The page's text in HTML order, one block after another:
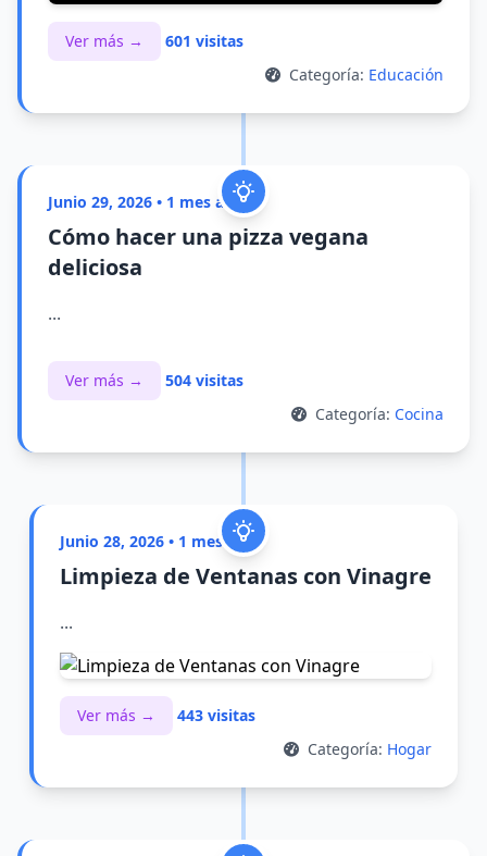
Ver más →
601 visitas
Categoría: Educación
Junio 29, 2026 • 1 mes atrás
Cómo hacer una pizza vegana
deliciosa
...
Ver más →
504 visitas
Categoría: Cocina
Junio 28, 2026 • 1 mes atrás
Limpieza de Ventanas con Vinagre
...
Ver más →
443 visitas
Categoría: Hogar